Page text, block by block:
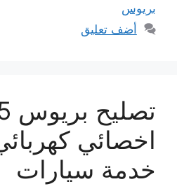
بريوس
أضف تعليق
اخصائي
خدمة سيارات